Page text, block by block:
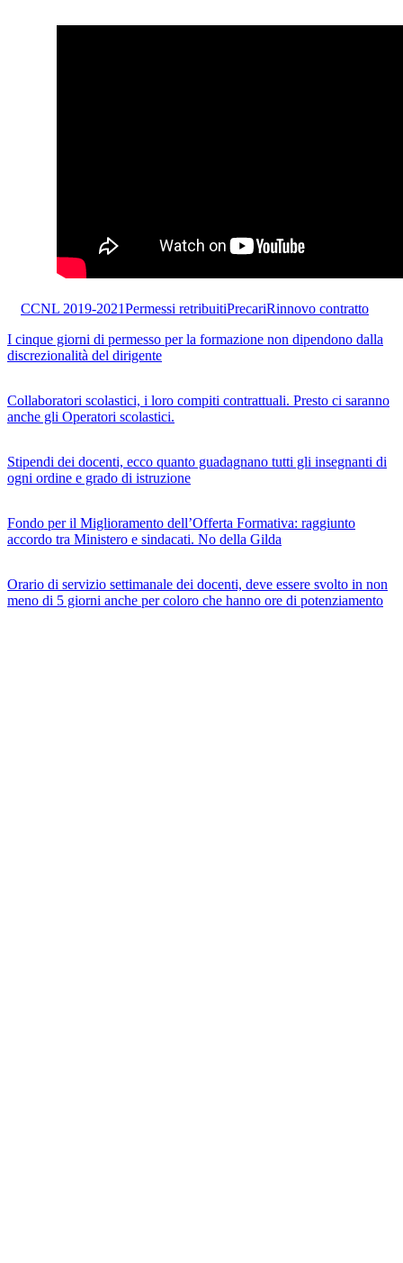
CCNL 2019-2021Permessi retribuitiPrecariRinnovo contratto
I cinque giorni di permesso per la formazione non dipendono dalla
discrezionalità del dirigente
Collaboratori scolastici, i loro compiti contrattuali. Presto ci saranno
anche gli Operatori scolastici.
Stipendi dei docenti, ecco quanto guadagnano tutti gli insegnanti di
ogni ordine e grado di istruzione
Fondo per il Miglioramento dell’Offerta Formativa: raggiunto
accordo tra Ministero e sindacati. No della Gilda
Orario di servizio settimanale dei docenti, deve essere svolto in non
meno di 5 giorni anche per coloro che hanno ore di potenziamento